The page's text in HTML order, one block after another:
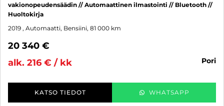
vakionopeudensäädin // Automaattinen ilmastointi // Bluetooth //
Huoltokirja
2019 , Automaatti, Bensiini, 81 000 km
20 340 €
alk. 216 € / kk
pori
KATSO TIEDOT WHATSAPP